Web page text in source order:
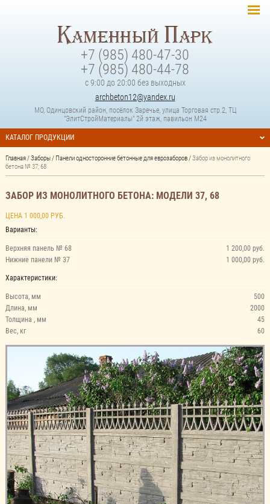
+7 (985) 480-47-30
+7 (985) 480-44-78
с 9:00 до 20:00 без выходных
archbeton12@yandex.ru
МО, Одинцовский район, посёлок Заречье, улица Торговая стр.2, ТЦ
"ЭлитСтройМатериалы" 2й этаж, павильон М24
КАТАЛОГ ПРОДУКЦИИ
Главная /Заборы / Панели односторонние бетонные для еврозаборов /Забор из монолитного
бетона № 37; 68
ЗАБОР ИЗ МОНОЛИТНОГО БЕТОНА: МОДЕЛИ 37, 68
ЦЕНА 1 000,00 РУБ.
Варианты:
1 200,00 руб.
Верхняя панель № 68
1 000,00 руб.
Нижние панели № 37
Характеристики:
500
Высота, мм
2000
Длина, мм
45
Толщина , мм
60
Вес, кг